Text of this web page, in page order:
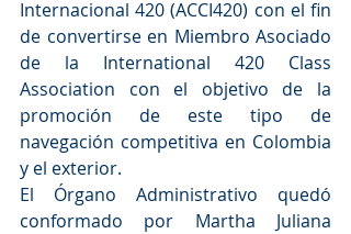
Internacional 420 (ACCI420) con el fin
de convertirse en Miembro Asociado
de la International 420 Class
Association con el objetivo de la
promoción de este tipo de
navegación competitiva en Colombia
y el exterior.
El Órgano Administrativo quedó
conformado por Martha Juliana